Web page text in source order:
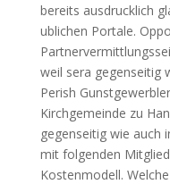
bereits ausdrucklich
ublichen Portale.
weil sera gegenseitig
Perish
Kirchgemeinde zu
gegenseitig wie auch
mit folgenden
Kostenmodell.